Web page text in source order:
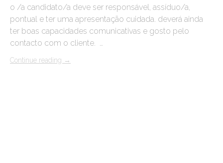
o /a candidato/a deve ser responsável, assíduo/a,
pontual e ter uma apresentação cuidada. deverá ainda
ter boas capacidades comunicativas e gosto pelo
contacto com o cliente. …
Continue reading →